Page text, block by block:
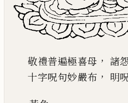
敬禮普遍極喜母 ， 諸
十字呪句妙嚴布 ， 明